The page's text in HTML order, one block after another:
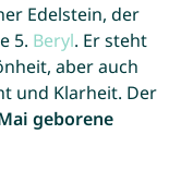
Edelstein, der
5. Beryl. Er steht
aber auch
und Klarheit. Der
geborene